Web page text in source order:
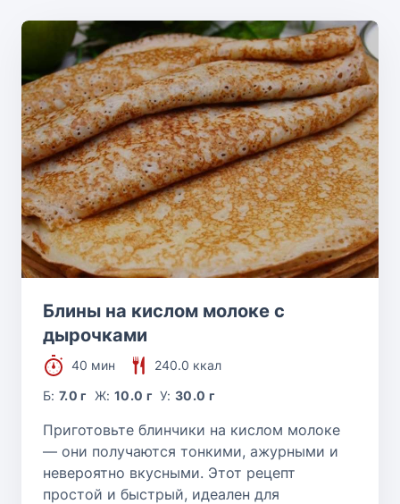
Блины на кислом молоке с
дырочками
40 мин
240.0 ккал
Б:7.0 г Ж: 10.0 г У:30.0 г
Приготовьте блинчики на кислом молоке
— они получаются тонкими, ажурными и
невероятно вкусными. Этот рецепт
простой и быстрый, идеален для